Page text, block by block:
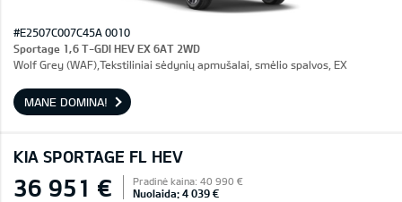
#E2507C007C45A 0010
Sportage 1,6 T-GDI HEV EX 6AT 2WD
Wolf Grey (WAF),Tekstiliniai sėdynių apmušalai, smėlio spalvos, EX
MANE DOMINA!
KIA SPORTAGE FL HEV
36 951 € Pradinė kaina: 40 990 €
Nuolaida: 4 039 €